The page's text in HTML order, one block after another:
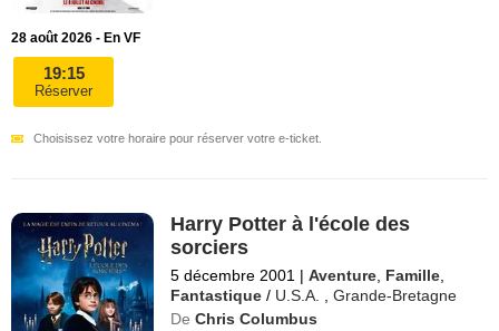
28 août 2026 - En VF
19:15
Réserver
Choisissez votre horaire pour réserver votre e-ticket.
Harry Potter à l'école des
sorciers
5 décembre 2001 | Aventure Famille
Fantastique / U.S.A. ,Grande-Bretagne
De Chris Columbus